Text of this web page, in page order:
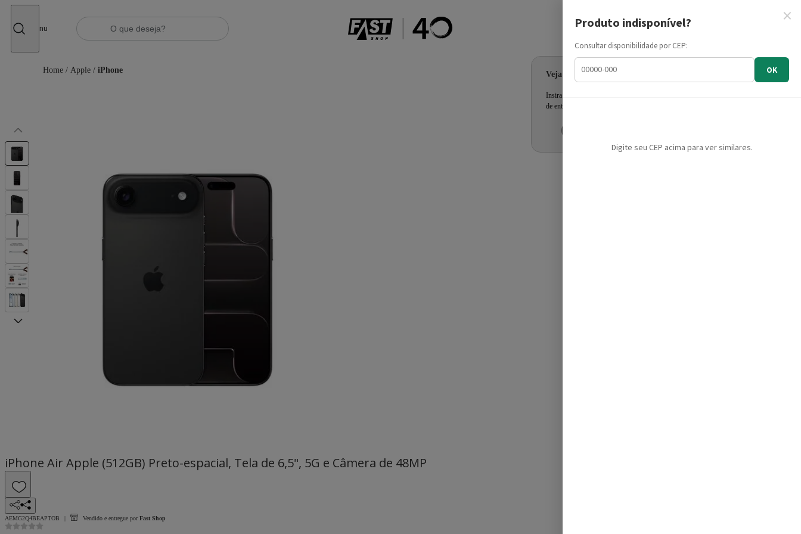
Menu
Informe seu CEP
Veja as ofertas para seu endereço!
Insira seu CEP e confira a disponibilidade dos produtos e prazo
de entrega.
Home / Apple / iPhone
iPhone Air Apple (512GB) Preto-espacial, Tela de 6,5", 5G e Câmera de 48MP
AEMG2Q4BEAPTOB Vendido e entregue por Fast Shop
×
Produto indisponível?
Consultar disponibilidade por CEP:
OK
Digite seu CEP acima para ver similares.